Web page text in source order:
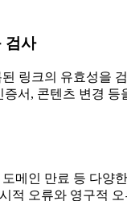
검사
링크의 유효성을
증서, 콘텐츠 변경 등
메인 만료 등 다양
적 오류와 영구적